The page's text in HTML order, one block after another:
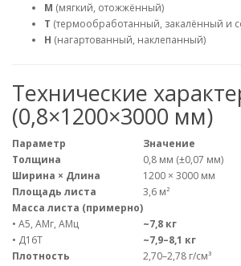
М (мягкий, отожжённый)
Т (термообработанный, закалённый и
Н (нагартованный, наклепанный)
Технические
(0,8×1200×3000 мм)
Параметр
Значение
Толщина
0,8 мм (±0,07 мм)
Ширина × Длина
1200 × 3000 мм
Площадь листа
3,6 м²
Масса листа (примерно)
• А5, АМг, АМц
~7,8 кг
• Д16Т
~7,9–8,1 кг
Плотность
2,70–2,78 г/см³